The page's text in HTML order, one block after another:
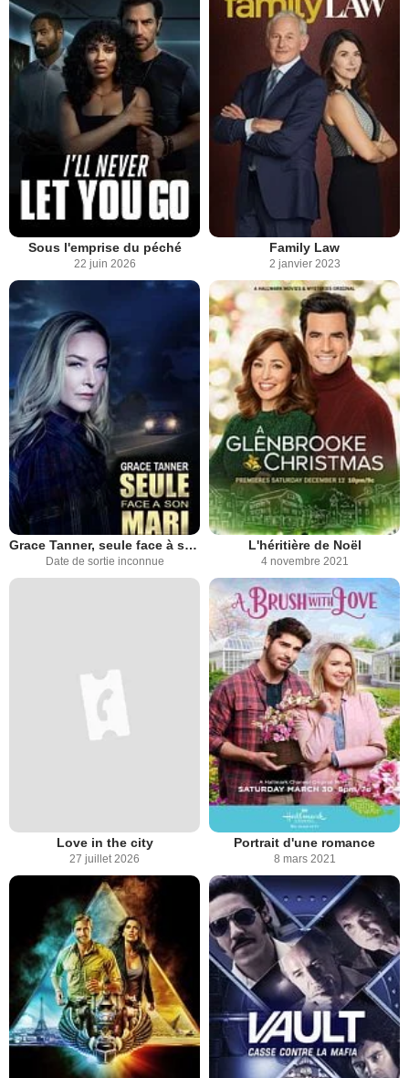
Sous l'emprise du péché
22 juin 2026
Family Law
2 janvier 2023
Grace Tanner, seule face à son mari
Date de sortie inconnue
L'héritière de Noël
4 novembre 2021
Love in the city
27 juillet 2026
Portrait d'une romance
8 mars 2021